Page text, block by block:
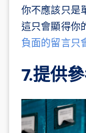
你不應該只是
這只會顯得你
負面的留言只
7.提供